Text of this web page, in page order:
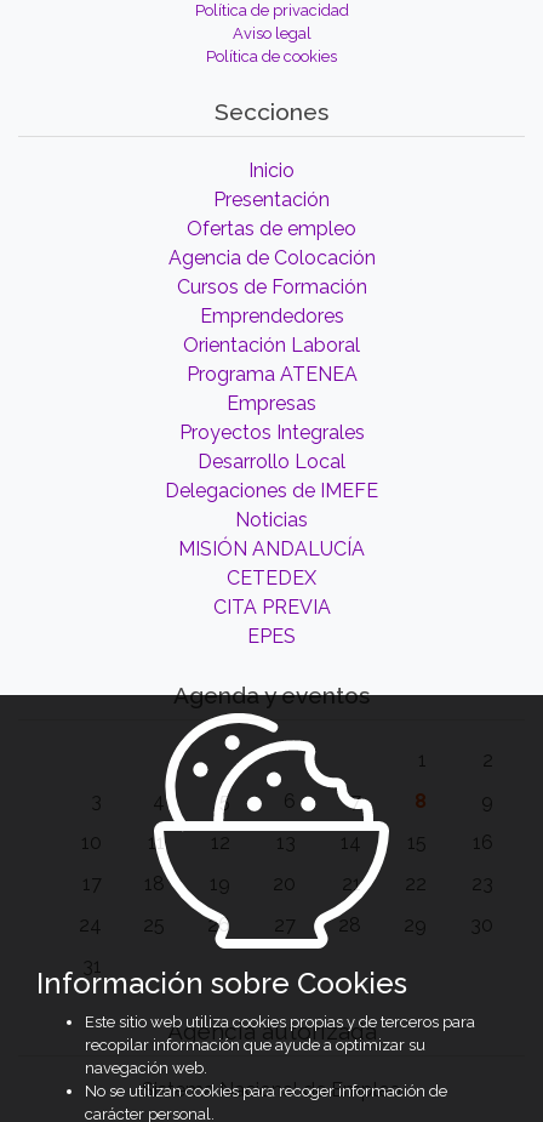
Política de privacidad
Aviso legal
Política de cookies
Secciones
Inicio
Presentación
Ofertas de empleo
Agencia de Colocación
Cursos de Formación
Emprendedores
Orientación Laboral
Programa ATENEA
Empresas
Proyectos Integrales
Desarrollo Local
Delegaciones de IMEFE
Noticias
MISIÓN ANDALUCÍA
CETEDEX
CITA PREVIA
EPES
Agenda y eventos
1
2
3
4 5 6 7 8
9
10
11 12 13 14 15
16
17
18 19 20 21 22
23
24
25 26 27 28 29
30
31
Agencia autorizada
Sistema Nacional de Empleo
Información sobre Cookies
Este sitio web utiliza cookies propias y de terceros para
recopilar información que ayude a optimizar su
navegación web.
No se utilizan cookies para recoger información de
carácter personal.